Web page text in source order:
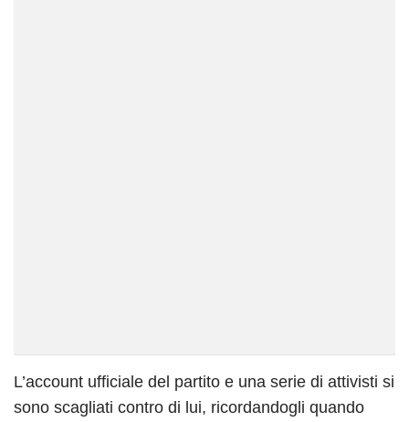
L’account ufficiale del partito e una serie di attivisti si
sono scagliati contro di lui, ricordandogli quando